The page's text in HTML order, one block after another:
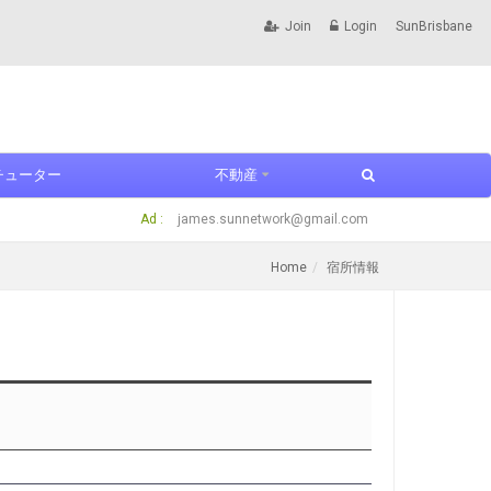
Join Login SunBrisbane
ューター 不動産
Ad : james.sunnetwork@gmail.com
Home 宿所情報